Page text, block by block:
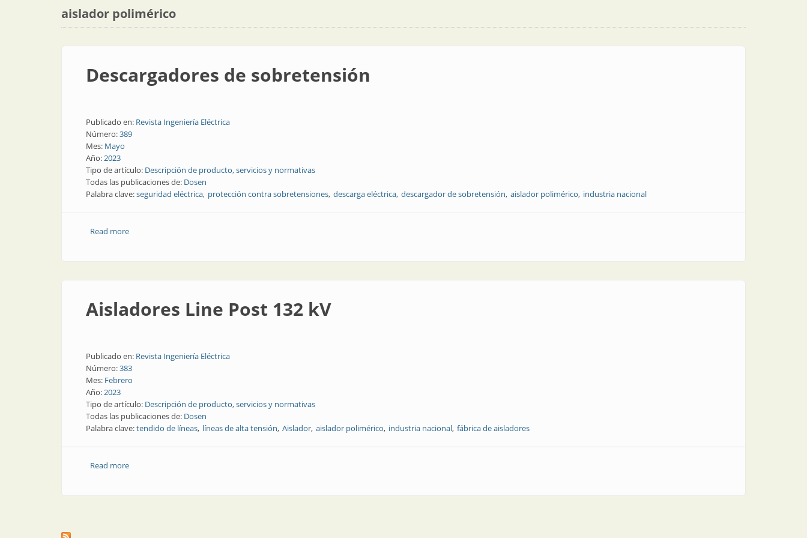
aislador polimérico
Descargadores de sobretensión
Publicado en: Revista Ingeniería Eléctrica
Número:389
Mes: Mayo
Año:2023
Tipo de artículo: Descripción de producto, servicios y normativas
Todas las publicaciones de: Dosen
Palabra clave:seguridad eléctrica protección contra sobretensiones descarga eléctrica descargador de sobretensión aislador polimérico industria nacional
Read moreabout Descargadores de sobretensión
Aisladores Line Post 132 kV
Publicado en: Revista Ingeniería Eléctrica
Número:383
Mes: Febrero
Año:2023
Tipo de artículo: Descripción de producto, servicios y normativas
Todas las publicaciones de: Dosen
Palabra clave:tendido de líneas líneas de alta tensión Aislador aislador polimérico industria nacional fábrica de aisladores
Read moreabout Aisladores Line Post 132 kV